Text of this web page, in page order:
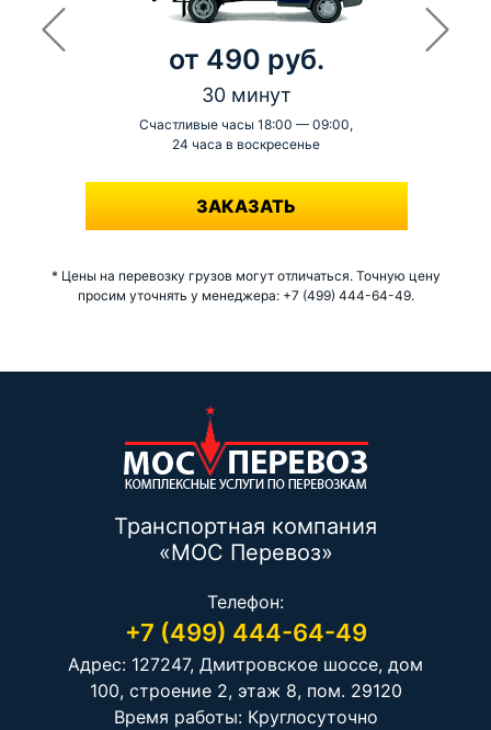
от 490 руб.
30 минут
Счастливые часы 18:00 — 09:00,
24 часа в воскресенье
-
ЗАКАЗАТЬ
* Цены на перевозку грузов могут отличаться. Точную цену
просим уточнять у менеджера: +7 (499) 444-64-49.
Транспортная компания
«МОС Перевоз»
Телефон:
+7 (499) 444-64-49
Адрес: 127247, Дмитровское шоссе, дом
100, строение 2, этаж 8, пом. 29120
Время работы: Круглосуточно